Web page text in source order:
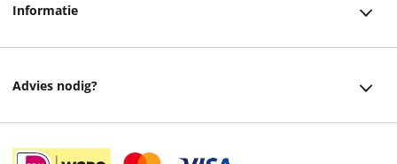
Retourneren
Informatie
Advies nodig?